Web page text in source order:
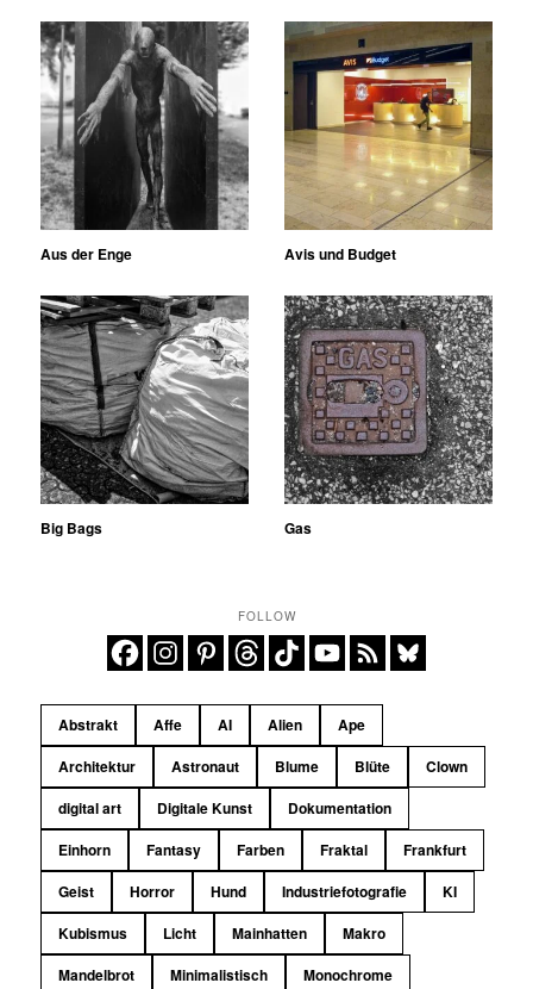
Aus der Enge Avis und Budget
Big Bags Gas
FOLLOW
Abstrakt Affe AI Alien
Ape
Architektur
Astronaut Blume Blüte
Clown
digital art
Digitale Kunst
Dokumentation
Einhorn
Fantasy Farben Fraktal
Frankfurt
Geist
Horror Hund Industriefotografie
KI
Kubismus
Licht Mainhatten
Makro
Mandelbrot
Minimalistisch Monochrome